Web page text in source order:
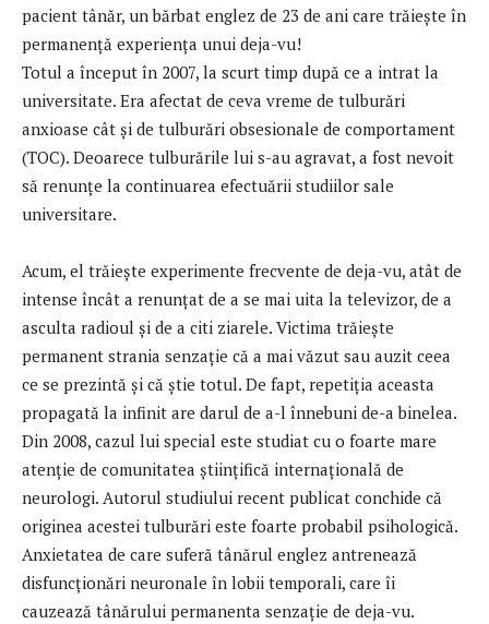
pacient tânăr, un bărbat englez de 23 de ani care trăieşte în
permanenţă experienţa unui deja-vu!
Totul a început în 2007, la scurt timp după ce a intrat la
universitate. Era afectat de ceva vreme de tulburări
anxioase cât şi de tulburări obsesionale de comportament
(TOC). Deoarece tulburările lui s-au agravat, a fost nevoit
să renunţe la continuarea efectuării studiilor sale
universitare.
Acum, el trăieşte experimente frecvente de deja-vu, atât de
intense încât a renunţat de a se mai uita la televizor, de a
asculta radioul şi de a citi ziarele. Victima trăieşte
permanent strania senzaţie că a mai văzut sau auzit ceea
ce se prezintă şi că ştie totul. De fapt, repetiţia aceasta
propagată la infinit are darul de a-l înnebuni de-a binelea.
Din 2008, cazul lui special este studiat cu o foarte mare
atenţie de comunitatea ştiinţifică internaţională de
neurologi. Autorul studiului recent publicat conchide că
originea acestei tulburări este foarte probabil psihologică.
Anxietatea de care suferă tânărul englez antrenează
disfuncţionări neuronale în lobii temporali, care îi
cauzează tânărului permanenta senzaţie de deja-vu.